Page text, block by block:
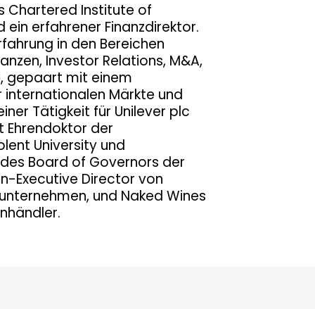
Chartered Institute of
erfahrener Finanzdirektor.
in den Bereichen
Investor Relations, M&A,
gepaart mit einem
Märkte und
Tätigkeit für Unilever plc
Ehrendoktor der
University und
Board of Governors der
Executive Director von
und Naked Wines